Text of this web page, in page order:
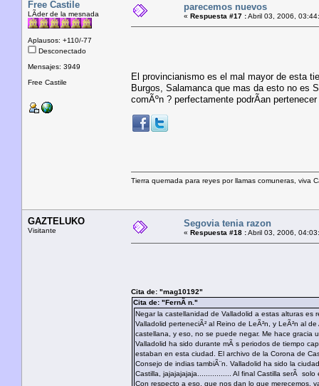
Free Castile
LÃ­der de la mesnada
Aplausos: +110/-77
Desconectado
Mensajes: 3949
Free Castile
parecemos nuevos
« Respuesta #17 :Abril 03, 2006,
El provincianismo es el mal mayor de esta
Burgos, Salamanca que mas da esto no es
comÃºn ? perfectamente podrÃ­an
Tierra quemada para reyes por llamas comuneras, viva
GAZTELUKO
Visitante
Segovia tenia razon
« Respuesta #18 :Abril 03, 2006,
Cita de: "mag10192"
Cita de: "FernÃ n."
Negar la castellanidad de Valladolid a estas alturas es
Valladolid perteneciÃ² al Reino de LeÃ²n, y LeÃ²n al
castellana, y eso, no se puede negar. Me hace gracia
Valladolid ha sido durante mÃ s periodos de tiempo
estaban en esta ciudad. El archivo de la Corona de
Consejo de indias tambiÃ¨n. Valladolid ha sido la
Castilla, jajajajajaja................ Al final Castilla serÃ
Con respecto a eso, que nos dan lo que merecemos,